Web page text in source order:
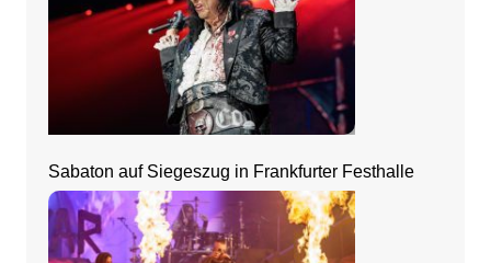
Sabaton auf Siegeszug in Frankfurter Festhalle